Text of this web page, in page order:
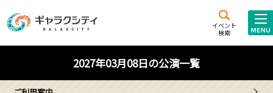
イベント
検索
施設案内
西新井
文化ホール
2027年03月08日の公演一覧